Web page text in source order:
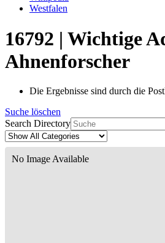
Westfalen
16792 | Wichtige
Ahnenforscher
Die Ergebnisse sind durch die
Suche löschen
Search Directory
No Image Available